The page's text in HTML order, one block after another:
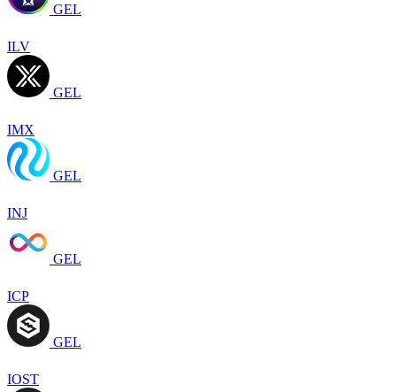
GEL
ILV
GEL
IMX
GEL
INJ
GEL
ICP
GEL
IOST